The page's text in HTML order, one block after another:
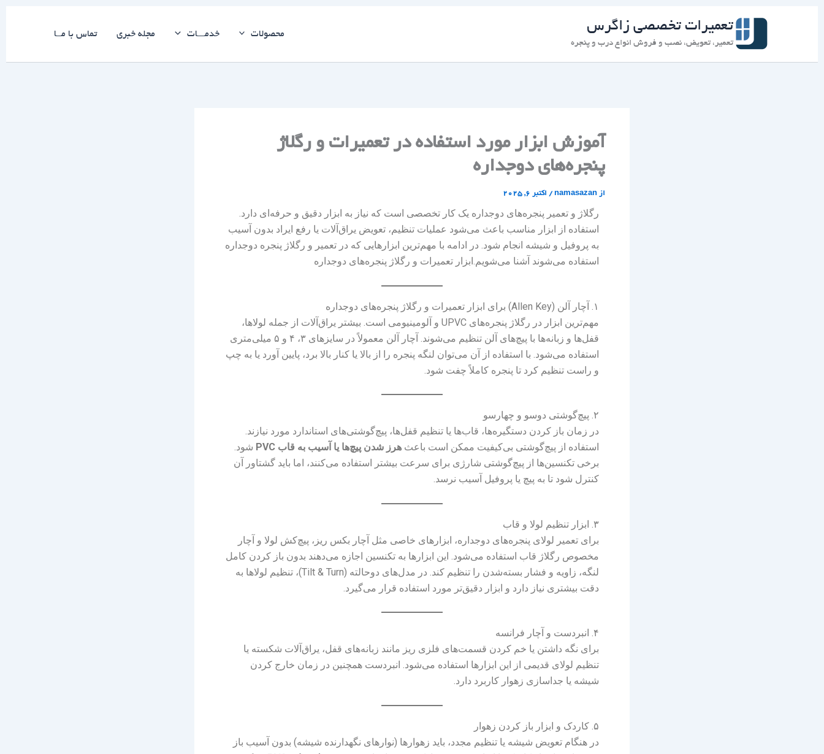
تعمیرات تخصصی زاگرس
تعمیر، تعویض، نصب و فروش انواع درب و پنجره
محصولات خدمـــات مجله خبری تماس با مــا
آموزش ابزار مورد استفاده در تعمیرات و رگلاژ
پنجره‌های دوجداره
از namasazan
/ اکتبر 6, 2025
رگلاژ و تعمیر پنجره‌های دوجداره یک کار تخصصی است که نیاز به ابزار دقیق و حرفه‌ای دارد.
استفاده از ابزار مناسب باعث می‌شود عملیات تنظیم، تعویض یراق‌آلات یا رفع ایراد بدون آسیب
به پروفیل و شیشه انجام شود. در ادامه با مهم‌ترین ابزارهایی که در تعمیر و رگلاژ پنجره دوجداره
استفاده می‌شوند آشنا می‌شویم.ابزار تعمیرات و رگلاژ پنجره‌های دوجداره
۱. آچار آلن (Allen Key) برای ابزار تعمیرات و رگلاژ پنجره‌های دوجداره
مهم‌ترین ابزار در رگلاژ پنجره‌های UPVC و آلومینیومی است. بیشتر یراق‌آلات از جمله لولاها،
قفل‌ها و زبانه‌ها با پیچ‌های آلن تنظیم می‌شوند. آچار آلن معمولاً در سایزهای ۳، ۴ و ۵ میلی‌متری
استفاده می‌شود. با استفاده از آن می‌توان لنگه پنجره را از بالا یا کنار بالا برد، پایین آورد یا به چپ
و راست تنظیم کرد تا پنجره کاملاً چفت شود.
۲. پیچ‌گوشتی دوسو و چهارسو
در زمان باز کردن دستگیره‌ها، قاب‌ها یا تنظیم قفل‌ها، پیچ‌گوشتی‌های استاندارد مورد نیازند.
استفاده از پیچ‌گوشتی بی‌کیفیت ممکن است باعث هرز شدن پیچ‌ها یا آسیب به قاب PVC
شود.
برخی تکنسین‌ها از پیچ‌گوشتی شارژی برای سرعت بیشتر استفاده می‌کنند، اما باید گشتاور آن
کنترل شود تا به پیچ یا پروفیل آسیب نرسد.
۳. ابزار تنظیم لولا و قاب
برای تعمیر لولای پنجره‌های دوجداره، ابزارهای خاصی مثل آچار بکس ریز، پیچ‌کش لولا و آچار
مخصوص رگلاژ قاب استفاده می‌شود. این ابزارها به تکنسین اجازه می‌دهند بدون باز کردن کامل
لنگه، زاویه و فشار بسته‌شدن را تنظیم کند. در مدل‌های دوحالته (Tilt & Turn)، تنظیم لولاها به
دقت بیشتری نیاز دارد و ابزار دقیق‌تر مورد استفاده قرار می‌گیرد.
۴. انبردست و آچار فرانسه
برای نگه داشتن یا خم کردن قسمت‌های فلزی ریز مانند زبانه‌های قفل، یراق‌آلات شکسته یا
تنظیم لولای قدیمی از این ابزارها استفاده می‌شود. انبردست همچنین در زمان خارج کردن
شیشه یا جداسازی زهوار کاربرد دارد.
۵. کاردک و ابزار باز کردن زهوار
در هنگام تعویض شیشه یا تنظیم مجدد، باید زهوارها (نوارهای نگهدارنده شیشه) بدون آسیب باز